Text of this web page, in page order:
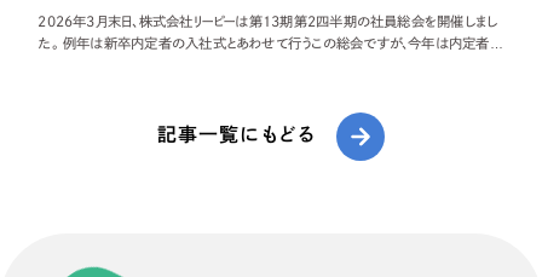
2026年3月末日、株式会社リーピーは第13期第2四半期の社員総会を開催しまし
た。 例年は新卒内定者の入社式とあわせて行うこの総会ですが、今年は内定者が
記事一覧にもどる